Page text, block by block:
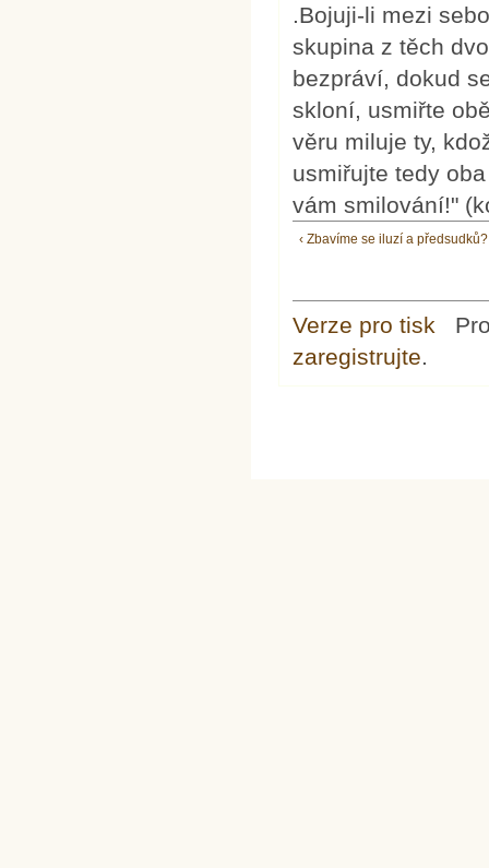
.Bojuji-li mezi
skupina z těch
bezpráví, dokud
skloní, usmiřte
věru miluje ty,
usmiřujte tedy
vám smilování!"
‹ Zbavíme se iluzí a předsudků?
Verze pro tisk
zaregistrujte.